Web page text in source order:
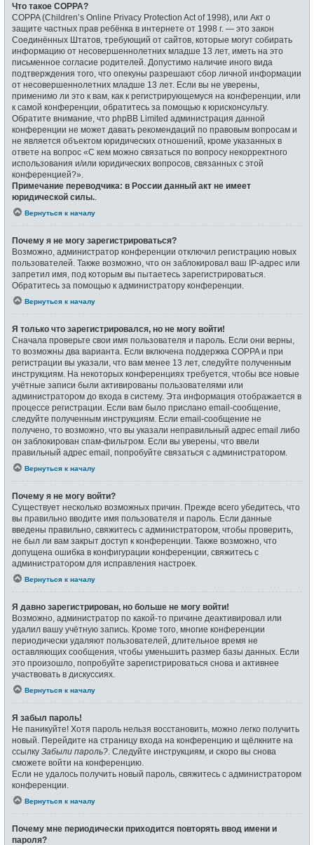
Что такое COPPA?
COPPA (Children’s Online Privacy Protection Act of 1998), или Акт о
защите частных прав ребёнка в интернете от 1998 г. — это закон
Соединённых Штатов, требующий от сайтов, которые могут собирать
информацию от несовершеннолетних младше 13 лет, иметь на это
письменное согласие родителей. Допустимо наличие иного вида
подтверждения того, что опекуны разрешают сбор личной информации
от несовершеннолетних младше 13 лет. Если вы не уверены,
применимо ли это к вам, как к регистрирующемуся на конференции, или
к самой конференции, обратитесь за помощью к юрисконсульту.
Обратите внимание, что phpBB Limited администрация данной
конференции не может давать рекомендаций по правовым вопросам и
не является объектом юридических отношений, кроме указанных в
ответе на вопрос «С кем можно связаться по вопросу некорректного
использования и/или юридических вопросов, связанных с этой
конференцией?».
Примечание переводчика: в России данный акт не имеет
юридической силы.
Вернуться к началу
Почему я не могу зарегистрироваться?
Возможно, администратор конференции отключил регистрацию новых
пользователей. Также возможно, что он заблокировал ваш IP-адрес или
запретил имя, под которым вы пытаетесь зарегистрироваться.
Обратитесь за помощью к администратору конференции.
Вернуться к началу
Я только что зарегистрировался, но не могу войти!
Сначала проверьте свои имя пользователя и пароль. Если они верны,
то возможны два варианта. Если включена поддержка COPPA и при
регистрации вы указали, что вам менее 13 лет, следуйте полученным
инструкциям. На некоторых конференциях требуется, чтобы все новые
учётные записи были активированы пользователями или
администратором до входа в систему. Эта информация отображается в
процессе регистрации. Если вам было прислано email-сообщение,
следуйте полученным инструкциям. Если email-сообщение не
получено, то возможно, что вы указали неправильный адрес email либо
он заблокирован спам-фильтром. Если вы уверены, что ввели
правильный адрес email, попробуйте связаться с администратором.
Вернуться к началу
Почему я не могу войти?
Существует несколько возможных причин. Прежде всего убедитесь, что
вы правильно вводите имя пользователя и пароль. Если данные
введены правильно, свяжитесь с администратором, чтобы проверить,
не был ли вам закрыт доступ к конференции. Также возможно, что
допущена ошибка в конфигурации конференции, свяжитесь с
администратором для исправления настроек.
Вернуться к началу
Я давно зарегистрирован, но больше не могу войти!
Возможно, администратор по какой-то причине деактивировал или
удалил вашу учётную запись. Кроме того, многие конференции
периодически удаляют пользователей, длительное время не
оставляющих сообщения, чтобы уменьшить размер базы данных. Если
это произошло, попробуйте зарегистрироваться снова и активнее
участвовать в дискуссиях.
Вернуться к началу
Я забыл пароль!
Не паникуйте! Хотя пароль нельзя восстановить, можно легко получить
новый. Перейдите на страницу входа на конференцию и щёлкните на
ссылку Забыли пароль? . Следуйте инструкциям, и скоро вы снова
сможете войти на конференцию.
Если не удалось получить новый пароль, свяжитесь с администратором
конференции.
Вернуться к началу
Почему мне периодически приходится повторять ввод имени и
пароля?